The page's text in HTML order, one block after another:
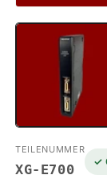
1
TEILENUMMER
XG-E700 ✓